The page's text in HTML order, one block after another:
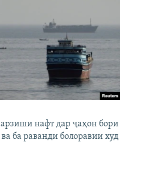
нафт дар ҷаҳон бори
ба раванди болоравии худ